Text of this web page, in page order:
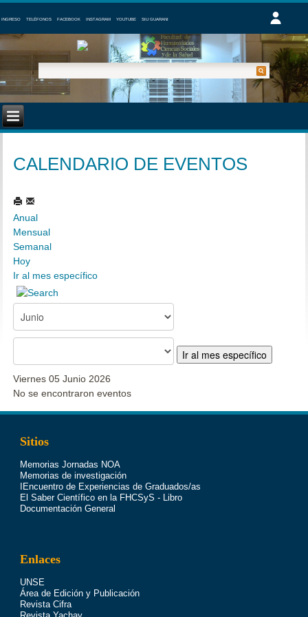
INGRESO TELÉFONOS FACEBOOK INSTAGRAM YOUTUBE SIU GUARANI
CALENDARIO DE EVENTOS
Anual
Mensual
Semanal
Hoy
Ir al mes específico
Ir al mes específico
Viernes 05 Junio 2026
No se encontraron eventos
Sitios
Memorias Jornadas NOA
Memorias de investigación
IEncuentro de Experiencias de Graduados/as
El Saber Científico en la FHCSyS - Libro
Documentación General
Enlaces
UNSE
Área de Edición y Publicación
Revista Cifra